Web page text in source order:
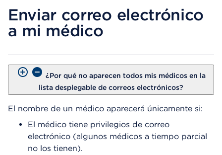
Enviar correo electrónico
a mi médico
¿Por qué no aparecen todos mis médicos en la
lista desplegable de correos electrónicos?
El nombre de un médico aparecerá únicamente si:
El médico tiene privilegios de correo
electrónico (algunos médicos a tiempo parcial
no los tienen).